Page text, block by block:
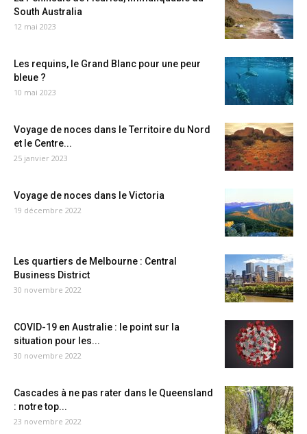
South Australia
12 mai 2023
Les requins, le Grand Blanc pour une peur
bleue ?
10 mai 2023
Voyage de noces dans le Territoire du Nord
et le Centre...
25 janvier 2023
Voyage de noces dans le Victoria
19 décembre 2022
Les quartiers de Melbourne : Central
Business District
30 novembre 2022
COVID-19 en Australie : le point sur la
situation pour les...
30 novembre 2022
Cascades à ne pas rater dans le Queensland
: notre top...
23 novembre 2022